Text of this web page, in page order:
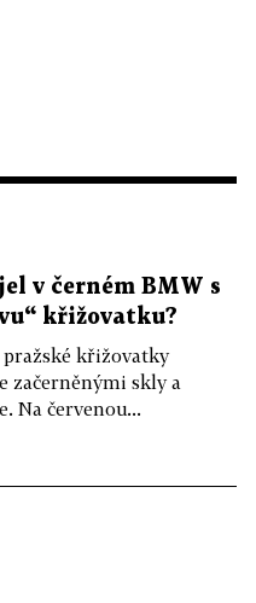
v černém BMW s
křižovatku?
pražské křižovatky
začerněnými skly a
Na červenou...